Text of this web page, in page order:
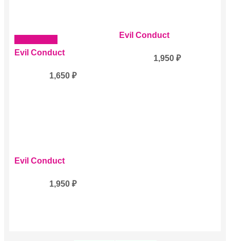
Evil Conduct
1,650 ₽
Evil Conduct
1,950₽
Evil Conduct
1,950 ₽